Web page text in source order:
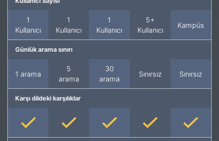
1
Kullanıcı
1
Kullanıcı
1
Kullanıcı
5+
Kullanıcı
Kampüs
Günlük arama sınırı
1 arama
5
arama
30
arama
Sınırsız Sınırsız
Karşı dildeki karşılıklar